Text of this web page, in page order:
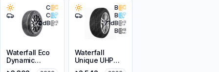
C
C
70dB
Waterfall Eco
Dynamic
225/45R18 95W
B
B
71dB
B
Waterfall
Unique UHP
205/55R16 94W